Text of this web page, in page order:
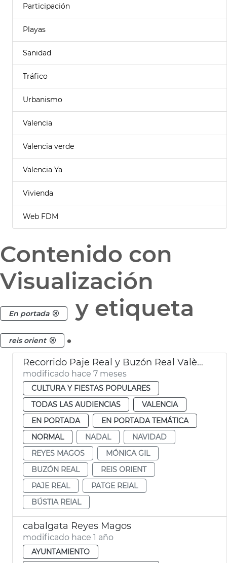
Participación
Playas
Sanidad
Tráfico
Urbanismo
Valencia
Valencia verde
Valencia Ya
Vivienda
Web FDM
Contenido con
Visualización
En portada y etiqueta
reis orient .
Recorrido Paje Real y Buzón Real València
modificado hace 7 meses
CULTURA Y FIESTAS POPULARES
TODAS LAS AUDIENCIAS
VALENCIA
EN PORTADA
EN PORTADA TEMÁTICA
NORMAL
NADAL
NAVIDAD
REYES MAGOS
MÓNICA GIL
BUZÓN REAL
REIS ORIENT
PAJE REAL
PATGE REIAL
BÚSTIA REIAL
cabalgata Reyes Magos
modificado hace 1 año
AYUNTAMIENTO